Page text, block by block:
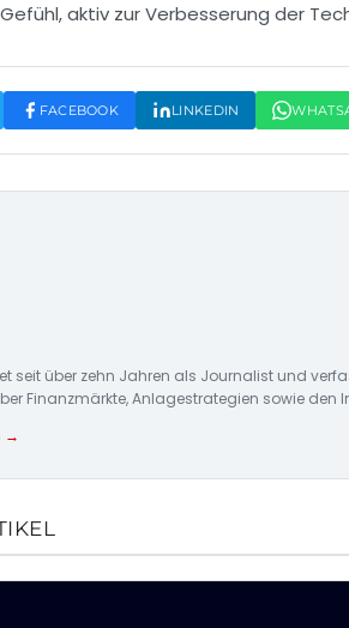
aktiv zur Verbesserung der
FACEBOOK LINKEDIN
seit über zehn Jahren als Journalist und
Finanzmärkte, Anlagestrategien sowie
→